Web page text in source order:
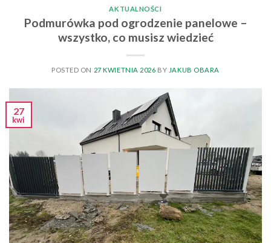
AKTUALNOŚCI
Podmurówka pod ogrodzenie panelowe –
wszystko, co musisz wiedzieć
POSTED ON 27 KWIETNIA 2026 BY JAKUB OBARA
27
kwi